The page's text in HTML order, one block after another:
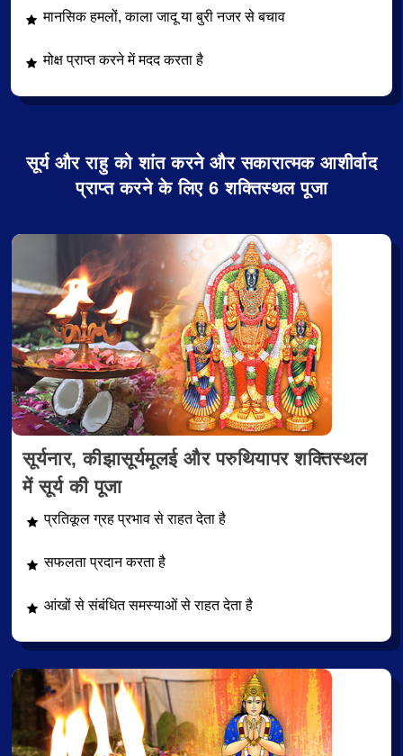
मानसिक हमलों, काला जादू या बुरी नजर से बचाव
मोक्ष प्राप्त करने में मदद करता है
सूर्य और राहु को शांत करने और सकारात्मक आशीर्वाद
प्राप्त करने के लिए 6 शक्तिस्थल पूजा
सूर्यनार, कीझासूर्यमूलई और परुथियापर शक्तिस्थल
में सूर्य की पूजा
प्रतिकूल ग्रह प्रभाव से राहत देता है
सफलता प्रदान करता है
आंखों से संबंधित समस्याओं से राहत देता है